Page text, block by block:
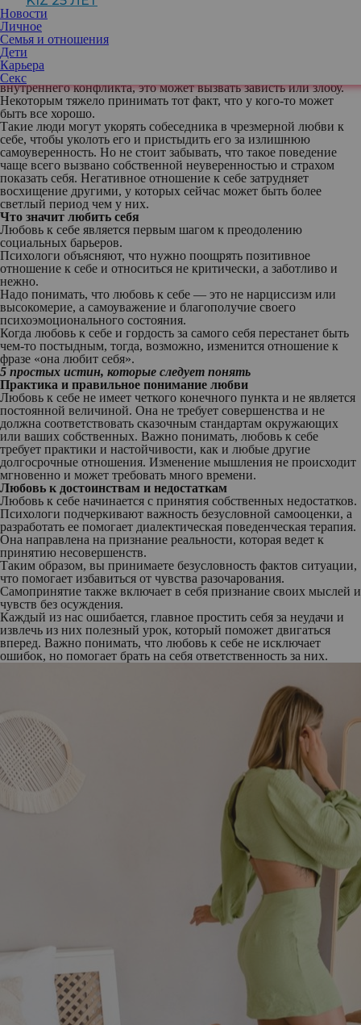
Новости
Личное
Семья и отношения
Дети
Карьера
Секс
способностях. Настоящую личность, как говорят, красит
скромность, а не хвастовство своими успехами. Поэтому фраза
«она любит себя» вызывает негативные ассоциации.
Неуверенность в себе
Когда человек с комплексами и неуверенностью сталкивается с
тем, кто находится в гармонии с самим собой и не страдает от
внутреннего конфликта, это может вызвать зависть или злобу.
Некоторым тяжело принимать тот факт, что у кого-то может
быть все хорошо.
Такие люди могут укорять собеседника в чрезмерной любви к
себе, чтобы уколоть его и пристыдить его за излишнюю
самоуверенность. Но не стоит забывать, что такое поведение
чаще всего вызвано собственной неуверенностью и страхом
показать себя. Негативное отношение к себе затрудняет
восхищение другими, у которых сейчас может быть более
светлый период чем у них.
Что значит любить себя
Любовь к себе является первым шагом к преодолению
социальных барьеров.
Психологи объясняют, что нужно поощрять позитивное
отношение к себе и относиться не критически, а заботливо и
нежно.
Надо понимать, что любовь к себе — это не нарциссизм или
высокомерие, а самоуважение и благополучие своего
психоэмоционального состояния.
Когда любовь к себе и гордость за самого себя перестанет быть
чем-то постыдным, тогда, возможно, изменится отношение к
фразе «она любит себя».
5 простых истин, которые следует понять
Практика и правильное понимание любви
Любовь к себе не имеет четкого конечного пункта и не является
постоянной величиной. Она не требует совершенства и не
должна соответствовать сказочным стандартам окружающих
или ваших собственных. Важно понимать, любовь к себе
требует практики и настойчивости, как и любые другие
долгосрочные отношения. Изменение мышления не происходит
мгновенно и может требовать много времени.
Любовь к достоинствам и недостаткам
Любовь к себе начинается с принятия собственных недостатков.
Психологи подчеркивают важность безусловной самооценки, а
разработать ее помогает диалектическая поведенческая терапия.
Она направлена на признание реальности, которая ведет к
принятию несовершенств.
Таким образом, вы принимаете безусловность фактов ситуации,
что помогает избавиться от чувства разочарования.
Самопринятие также включает в себя признание своих мыслей и
чувств без осуждения.
Каждый из нас ошибается, главное простить себя за неудачи и
извлечь из них полезный урок, который поможет двигаться
вперед. Важно понимать, что любовь к себе не исключает
ошибок, но помогает брать на себя ответственность за них.